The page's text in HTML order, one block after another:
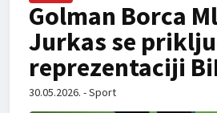
Golman Borca
Jurkas se
reprezentaciji
30.05.2026. - Sport